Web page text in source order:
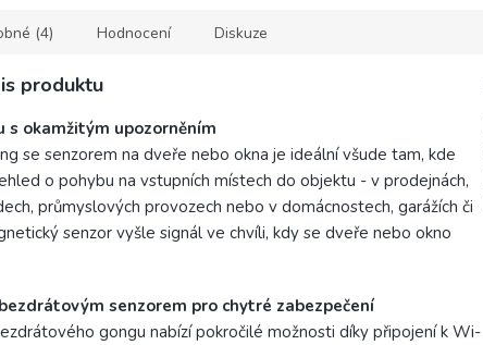
(4) Hodnocení Diskuze
produktu
s okamžitým upozorněním
se senzorem na dveře nebo okna je ideální všude tam, kde
o pohybu na vstupních místech do objektu - v prodejnách,
průmyslových provozech nebo v domácnostech, garážích či
senzor vyšle signál ve chvíli, kdy se dveře nebo okno
senzorem pro chytré zabezpečení
gongu nabízí pokročilé možnosti díky připojení k Wi-